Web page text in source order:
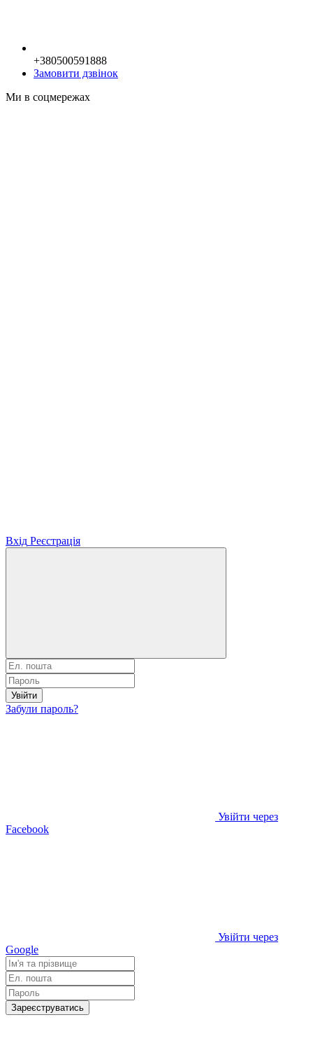
+380500591888
Замовити дзвінок
Ми в соцмережах
Вхід Реєстрація
Увійти
Забули пароль?
Увійти через
Facebook
Увійти через
Google
Зареєструватись